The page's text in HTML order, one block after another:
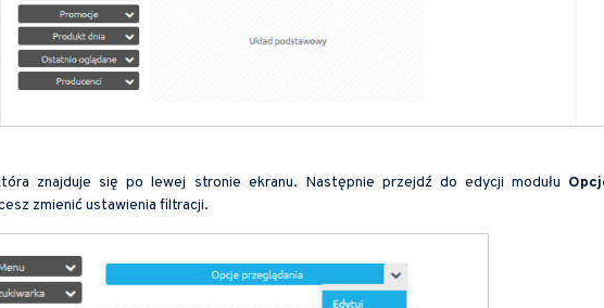
znajduje się po lewej stronie ekranu. Następnie przejdź do edycji modułu
zmienić ustawienia filtracji.